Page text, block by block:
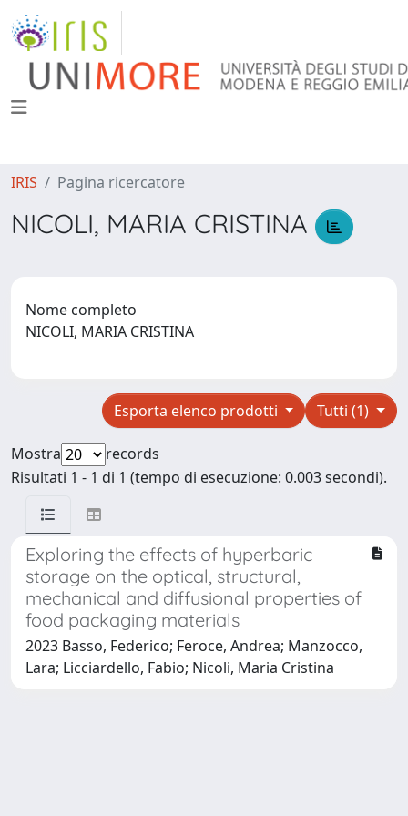
IRIS Pagina ricercatore
NICOLI, MARIA CRISTINA
Nome completo
NICOLI, MARIA CRISTINA
Tutti (1)
Esporta elenco prodotti
Mostra
records
Risultati 1 - 1 di 1 (tempo di esecuzione: 0.003 secondi).
Exploring the effects of hyperbaric
storage on the optical, structural,
mechanical and diffusional properties of
food packaging materials
2023 Basso, Federico; Feroce, Andrea; Manzocco,
Lara; Licciardello, Fabio; Nicoli, Maria Cristina